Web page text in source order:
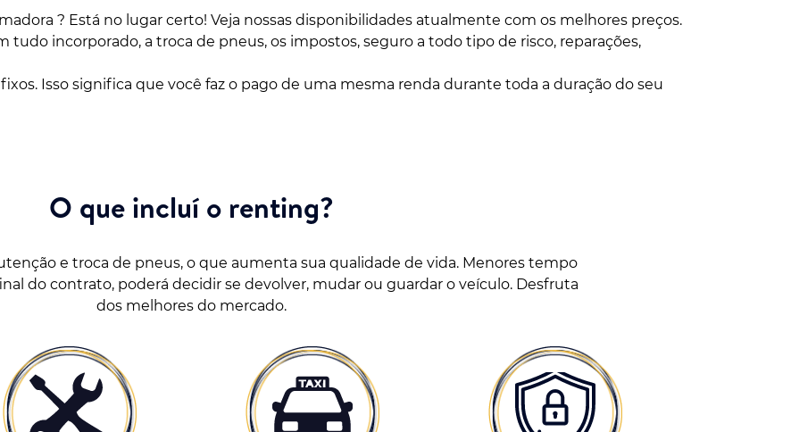
? Está no lugar certo! Veja nossas disponibilidades atualmente com os melhores preços.
tudo incorporado, a troca de pneus, os impostos, seguro a todo tipo de risco, reparações,
Isso significa que você faz o pago de uma mesma renda durante toda a duração do seu
O que incluí o renting?
e troca de pneus, o que aumenta sua qualidade de vida. Menores tempo
do contrato, poderá decidir se devolver, mudar ou guardar o veículo. Desfruta
dos melhores do mercado.